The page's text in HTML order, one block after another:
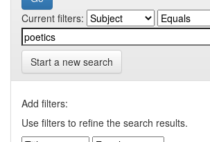
Current filters:
Start a new search
Add filters:
Use filters to refine the search results.